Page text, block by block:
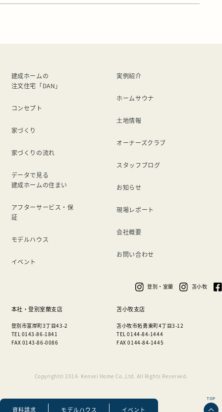
資料請求 モデルハウス イベント
まいりましたので、もうすぐ公開終了となります。 「気に
TOP
建成ホームの
注文住宅「DAN」
コンセプト
家づくり
家づくりの流れ
データで見る
建成ホームの住まい
アフターサービス・保
証
モデルハウス
イベント
実例紹介
ホームサウナ
土地情報
オーナーズクラブ
スタッフブログ
お知らせ
現場レポート
会社概要
お問い合わせ
本社・登別室蘭支店
登別市富岸町3丁目43-2
TEL 0143-86-1841
FAX 0143-86-0086
苫小牧支店
苫小牧市拓勇東町4丁目3-12
TEL 0144-84-1444
FAX 0144-84-1445
登別・室蘭 苫小牧
Copyright© 2014- Kensei Home Co.,Ltd. All Rights Reserved.